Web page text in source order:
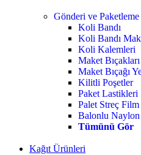
Gönderi ve Paketleme
Koli Bandı
Koli Bandı
Koli Kalemleri
Maket
Maket Bıçağı
Kilitli Poşetler
Paket Lastikleri
Palet Streç Film
Balonlu Naylon
Tümünü Gör
Kağıt Ürünleri